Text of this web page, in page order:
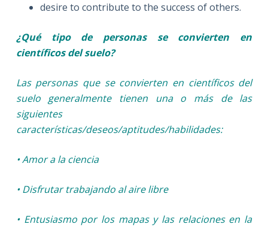
desire to contribute to the success of others.
¿Qué tipo de personas se convierten en
científicos del suelo?
Las personas que se convierten en científicos del
suelo generalmente tienen una o más de las
siguientes
características/deseos/aptitudes/habilidades:
• Amor a la ciencia
• Disfrutar trabajando al aire libre
• Entusiasmo por los mapas y las relaciones en la